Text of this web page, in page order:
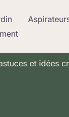
et idées